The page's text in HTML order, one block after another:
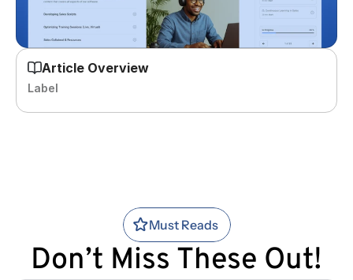
Article Overview
Label
Must Reads
Don’t Miss These Out!